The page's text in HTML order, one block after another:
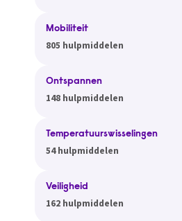
Mobiliteit
805 hulpmiddelen
Ontspannen
148 hulpmiddelen
Temperatuurswisselingen
54 hulpmiddelen
Veiligheid
162 hulpmiddelen